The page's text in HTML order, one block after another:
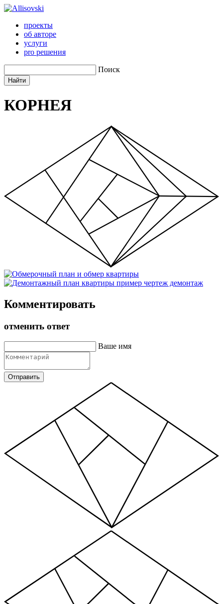
проекты
об авторе
услуги
pro решения
Поиск
КОРНЕЯ
Комментировать
отменить ответ
Ваше имя